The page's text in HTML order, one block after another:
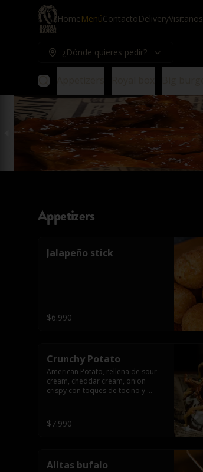
HomeMenúContactoDeliveryVisitanos
¿Dónde quieres pedir?
Appetizers
Jalapeño stick
$6.990
Crunchy Potato
American Potato, rellena de sour
cream, cheddar cream, onion
crispy con toques de tocino y
$7.990
Alitas bufalo